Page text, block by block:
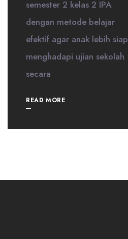
semester 2 kelas 2 IPA
dengan metode belajar
efektif agar anak lebih siap
menghadapi ujian sekolah
secara
READ MORE